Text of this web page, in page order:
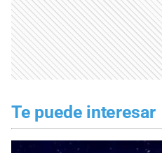
Te puede interesar